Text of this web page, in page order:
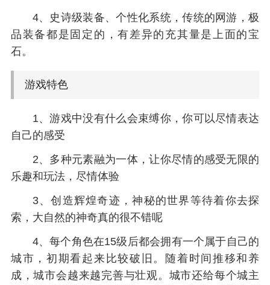
4、史诗级装备、个性化系统，传统的网游，极
品装备都是固定的，有差异的充其量是上面的宝
石。
游戏特色
1、游戏中没有什么会束缚你，你可以尽情表达
自己的感受
2、多种元素融为一体，让你尽情的感受无限的
乐趣和玩法，尽情体验
3、创造辉煌奇迹，神秘的世界等待着你去探
索，大自然的神奇真的很不错呢
4、每个角色在15级后都会拥有一个属于自己的
城市，初期看起来比较破旧。随着时间推移和养
成，城市会越来越完善与壮观。城市还给每个城主